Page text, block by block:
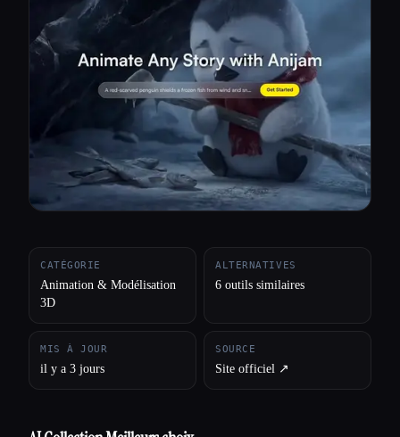
À propos
CATÉGORIE
Animation & Modélisation
3D
ALTERNATIVES
6 outils similaires
MIS À JOUR
il y a 3 jours
SOURCE
Site officiel ↗︎